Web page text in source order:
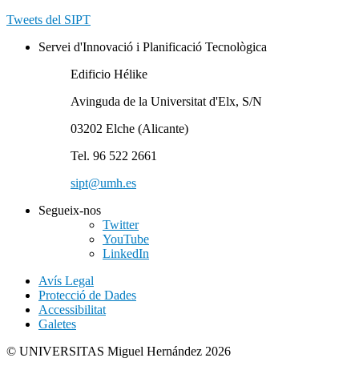
Tweets del SIPT
Servei d'Innovació i Planificació Tecnològica
Edificio Hélike
Avinguda de la Universitat d'Elx, S/N
03202 Elche (Alicante)
Tel. 96 522 2661
sipt@umh.es
Segueix-nos
Twitter
YouTube
LinkedIn
Avís Legal
Protecció de Dades
Accessibilitat
Galetes
© UNIVERSITAS Miguel Hernández 2026